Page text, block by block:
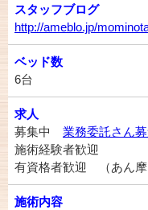
スタッフブログ
http://ameblo.jp/
ベッド数
6台
求人
募集中 業務委託さん募
施術経験者歓迎
有資格者歓迎 （あん摩
施術内容